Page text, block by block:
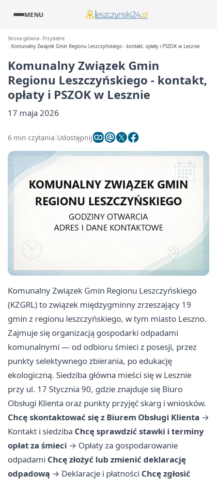
MENU
Strona główna
Przydatne
Komunalny Związek Gmin Regionu Leszczyńskiego - kontakt, opłaty i PSZOK w Lesznie
Komunalny Związek Gmin
Regionu Leszczyńskiego - kontakt,
opłaty i PSZOK w Lesznie
17 maja 2026
6 min czytania Udostępnij
Komunalny Związek Gmin Regionu Leszczyńskiego
(KZGRL) to związek międzygminny zrzeszający 19
gmin z regionu leszczyńskiego, w tym miasto Leszno.
Zajmuje się organizacją gospodarki odpadami
komunalnymi — od odbioru śmieci z posesji, przez
punkty selektywnego zbierania, po edukację
ekologiczną. Siedziba główna mieści się w Lesznie
przy ul. 17 Stycznia 90, gdzie znajduje się Biuro
Obsługi Klienta oraz punkty przyjęć skarg i wniosków.
Chcę skontaktować się z Biurem Obsługi Klienta →
Kontakt i siedziba Chcę sprawdzić stawki i terminy
opłat za śmieci → Opłaty za gospodarowanie
odpadami Chcę złożyć lub zmienić deklarację
odpadową → Deklaracje i płatności Chcę zgłosić